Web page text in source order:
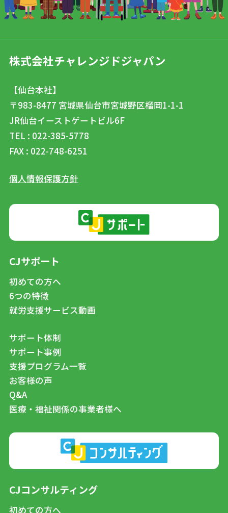
株式会社チャレンジドジャパン
【仙台本社】
〒983-8477 宮城県仙台市宮城野区榴岡1-1-1
JR仙台イーストゲートビル6F
TEL : 022-385-5778
FAX : 022-748-6251
個人情報保護方針
CJサポート
初めての方へ
6つの特徴
就労支援サービス動画
サポート体制
サポート事例
支援プログラム一覧
お客様の声
Q&A
医療・福祉関係の事業者様へ
CJコンサルティング
初めての方へ